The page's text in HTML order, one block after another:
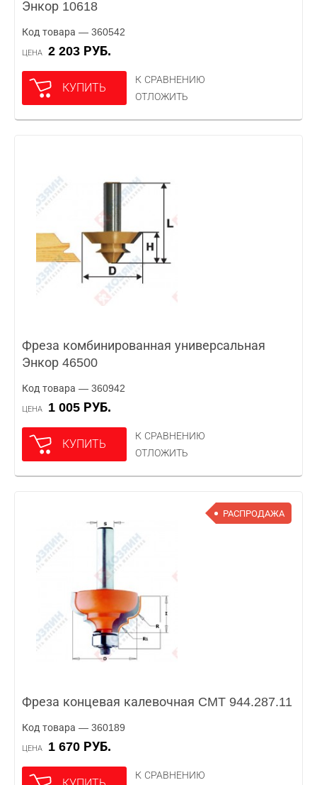
Энкор 10618
Код товара — 360542
ЦЕНА 2 203 РУБ.
КУПИТЬ
К СРАВНЕНИЮ
ОТЛОЖИТЬ
Фреза комбинированная универсальная
Энкор 46500
Код товара — 360942
ЦЕНА 1 005 РУБ.
КУПИТЬ
К СРАВНЕНИЮ
ОТЛОЖИТЬ
РАСПРОДАЖА
Фреза концевая калевочная CMT 944.287.11
Код товара — 360189
ЦЕНА 1 670 РУБ.
К СРАВНЕНИЮ